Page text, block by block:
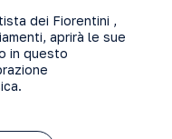
dei Fiorentini ,
aprirà le sue
in questo